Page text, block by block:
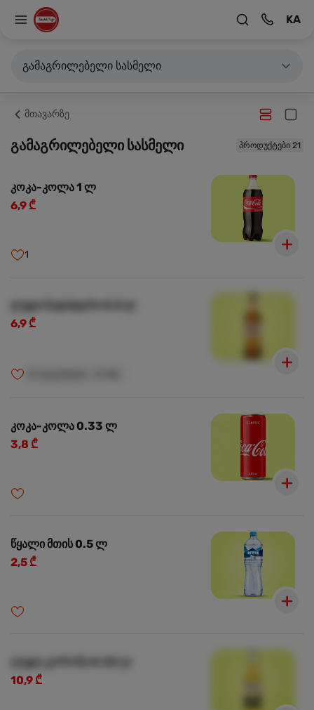
KA
გამაგრილებელი სასმელი
მთავარზე
გამაგრილებელი სასმელი პროდუქტები 21
კოკა-კოლა 1 ლ
6,9 ₾
1
ლუდი ნატახტარი 0.5 ლ
6,9 ₾
კოკა-კოლა 0.33 ლ
3,8 ₾
წყალი მთის 0.5 ლ
2,5 ₾
ლუდი კორონა 0.33 ლ
10,9 ₾